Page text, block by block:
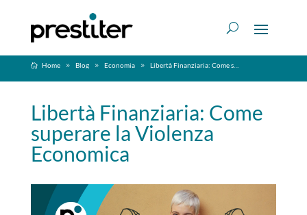
Home Blog Economia Libertà Finanziaria: Come superare la Violenza Economica
Libertà Finanziaria: Come
superare la Violenza
Economica